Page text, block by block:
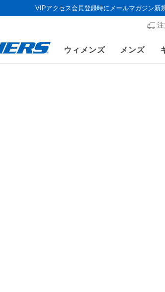
VIPアクセス会員登録時にメールマガジン新
ウィメンズ メンズ